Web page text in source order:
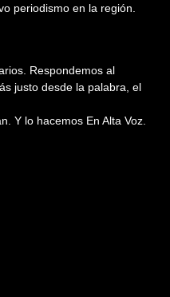
periodismo en la región.
Respondemos al
justo desde la palabra, el
Y lo hacemos En Alta Voz.